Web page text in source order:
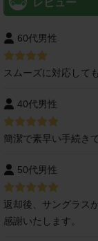
60代男性
スムーズに対応して
40代男性
簡潔で素早い手続き
50代男性
返却後、サングラス
感謝いたします。